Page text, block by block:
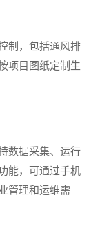
制，包括通风排
项目图纸定制生
数据采集、运行
能，可通过手机
管理和运维需